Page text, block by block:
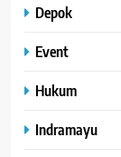
Depok
Event
Hukum
Indramayu